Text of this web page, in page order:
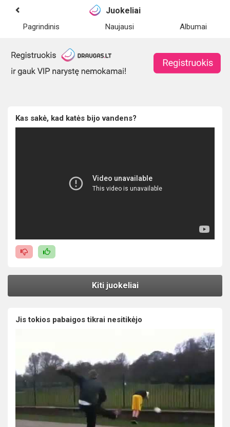
Juokeliai
Pagrindinis Naujausi Albumai
Kas sakė, kad katės bijo vandens?
Kiti juokeliai
Jis tokios pabaigos tikrai nesitikėjo